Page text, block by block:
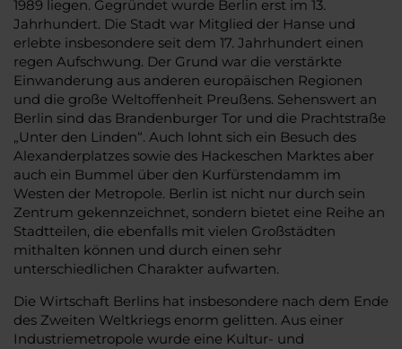
1989 liegen. Gegründet wurde Berlin erst im 13.
Jahrhundert. Die Stadt war Mitglied der Hanse und
erlebte insbesondere seit dem 17. Jahrhundert einen
regen Aufschwung. Der Grund war die verstärkte
Einwanderung aus anderen europäischen Regionen
und die große Weltoffenheit Preußens. Sehenswert an
Berlin sind das Brandenburger Tor und die Prachtstraße
„Unter den Linden“. Auch lohnt sich ein Besuch des
Alexanderplatzes sowie des Hackeschen Marktes aber
auch ein Bummel über den Kurfürstendamm im
Westen der Metropole. Berlin ist nicht nur durch sein
Zentrum gekennzeichnet, sondern bietet eine Reihe an
Stadtteilen, die ebenfalls mit vielen Großstädten
mithalten können und durch einen sehr
unterschiedlichen Charakter aufwarten.
Die Wirtschaft Berlins hat insbesondere nach dem Ende
des Zweiten Weltkriegs enorm gelitten. Aus einer
Industriemetropole wurde eine Kultur- und